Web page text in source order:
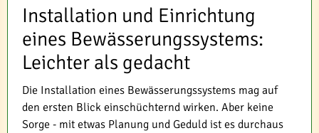
Installation und Einrichtung
eines Bewässerungssystems:
Leichter als gedacht
Die Installation eines Bewässerungssystems mag auf
den ersten Blick einschüchternd wirken. Aber keine
Sorge - mit etwas Planung und Geduld ist es durchaus